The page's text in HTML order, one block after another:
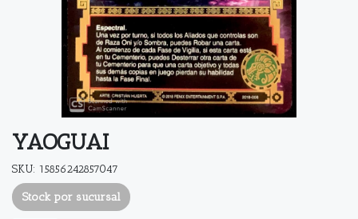
YAOGUAI
SKU: 15856242857047
Stock por sucursal